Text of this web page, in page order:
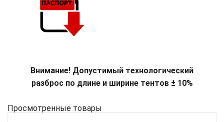
Внимание! Допустимый технологический
разброс по длине и ширине тентов ± 10%
Просмотренные товары